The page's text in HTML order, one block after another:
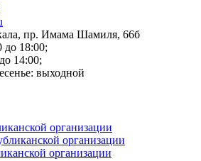
пр. Имама Шамиля, 66б
до 18:00;
14:00;
выходной
организации
организации
организации